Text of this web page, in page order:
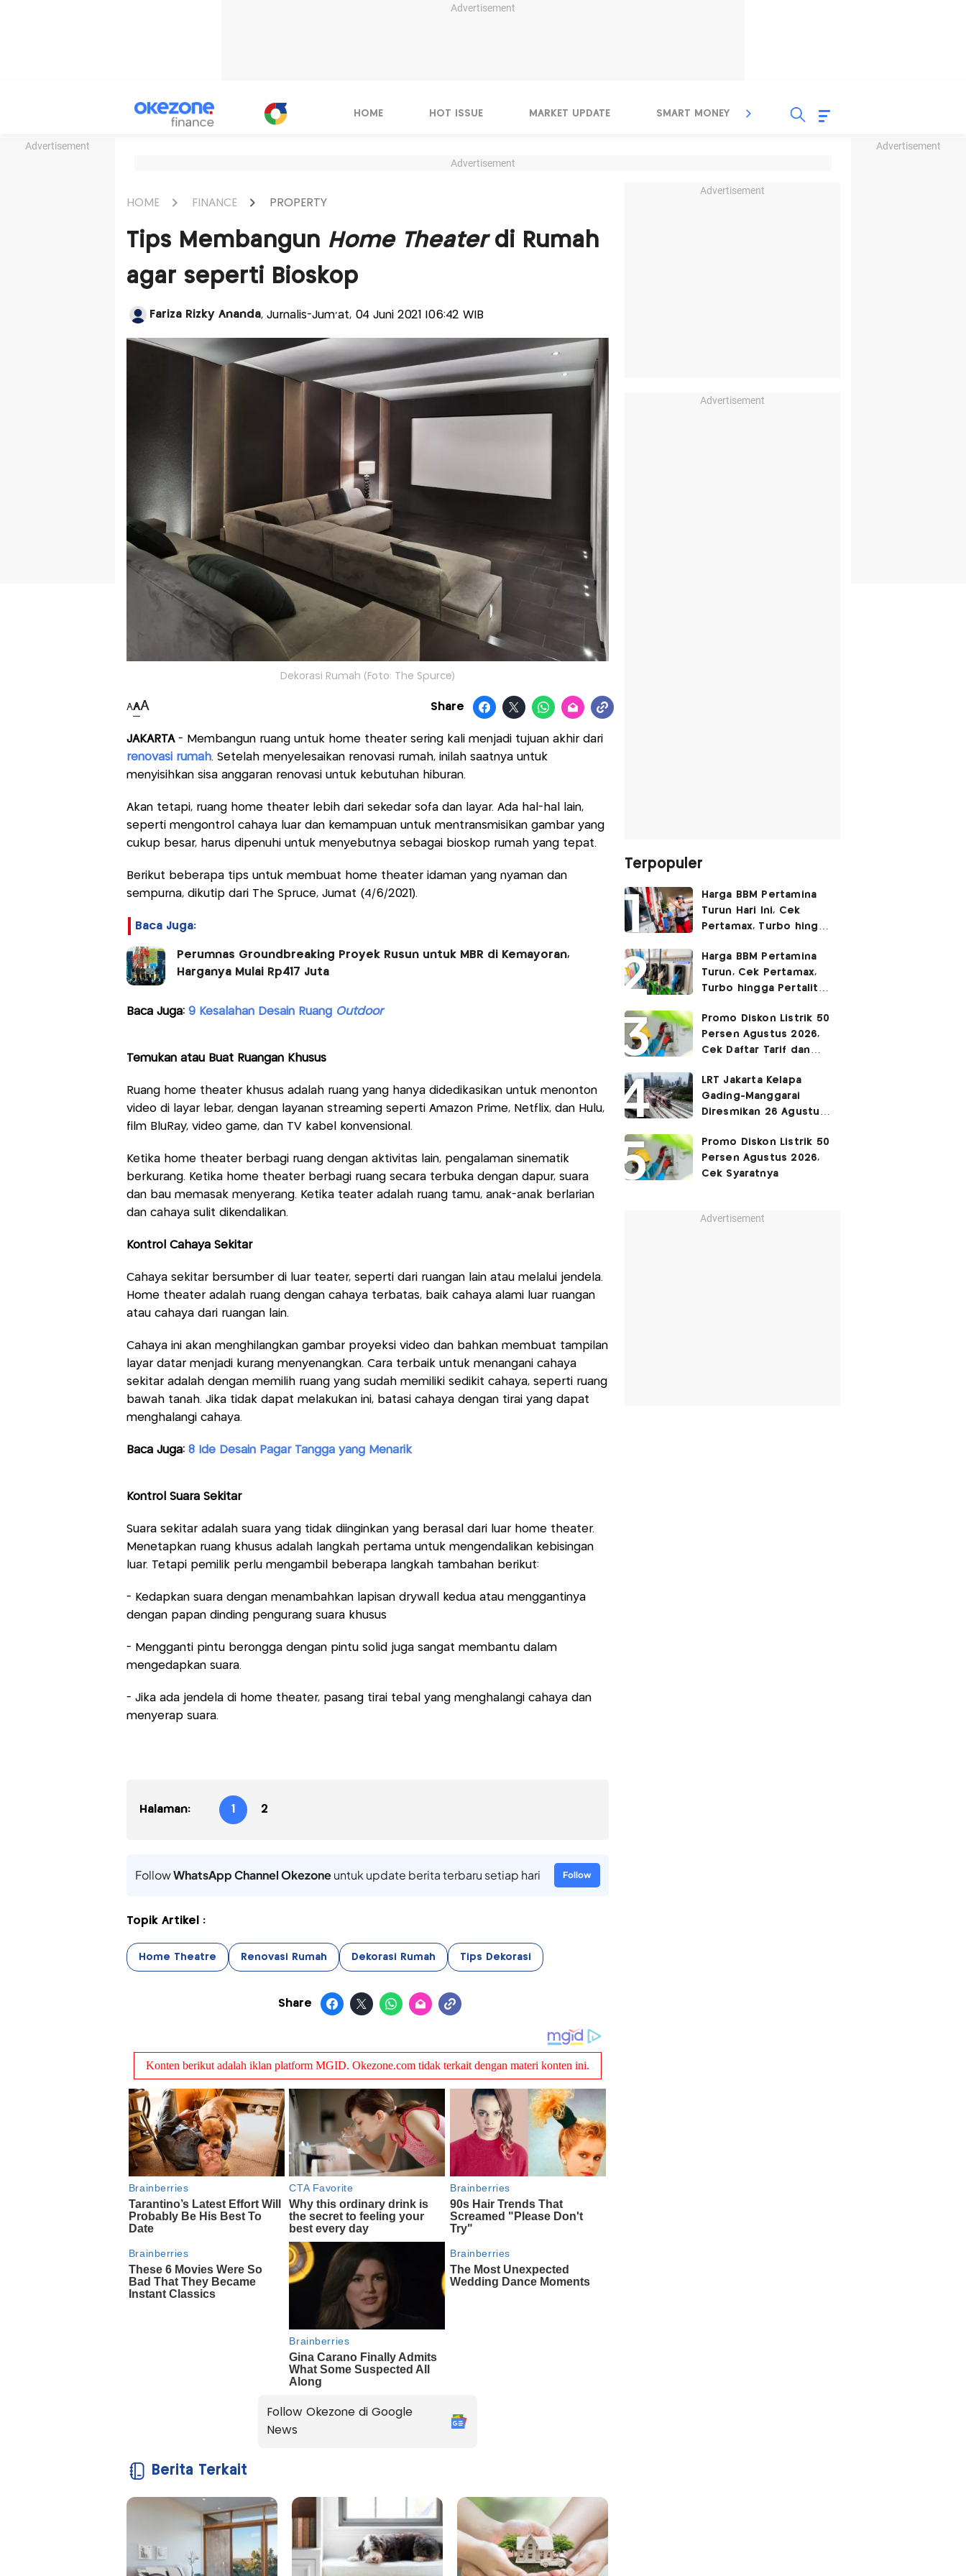
Advertisement
Advertisement Advertisement
HOME HOT ISSUE MARKET UPDATE SMART MONEY INSPIRASI BISNIS
Advertisement
HOME FINANCE PROPERTY
Tips Membangun Home Theaterdi Rumah
agar seperti Bioskop
Fariza Rizky Ananda, Jurnalis-Jum'at, 04 Juni 2021 |06:42 WIB
Dekorasi Rumah (Foto: The Spurce)
AAA Share
JAKARTA- Membangun ruang untuk home theater sering kali menjadi tujuan akhir dari
renovasi rumah. Setelah menyelesaikan renovasi rumah, inilah saatnya untuk
menyisihkan sisa anggaran renovasi untuk kebutuhan hiburan.
Akan tetapi, ruang home theater lebih dari sekedar sofa dan layar. Ada hal-hal lain,
seperti mengontrol cahaya luar dan kemampuan untuk mentransmisikan gambar yang
cukup besar, harus dipenuhi untuk menyebutnya sebagai bioskop rumah yang tepat.
Berikut beberapa tips untuk membuat home theater idaman yang nyaman dan
sempurna, dikutip dari The Spruce, Jumat (4/6/2021).
Baca Juga:
Perumnas Groundbreaking Proyek Rusun untuk MBR di Kemayoran,
Harganya Mulai Rp417 Juta
Baca Juga: 9 Kesalahan Desain Ruang Outdoor
Temukan atau Buat Ruangan Khusus
Ruang home theater khusus adalah ruang yang hanya didedikasikan untuk menonton
video di layar lebar, dengan layanan streaming seperti Amazon Prime, Netflix, dan Hulu,
film BluRay, video game, dan TV kabel konvensional.
Ketika home theater berbagi ruang dengan aktivitas lain, pengalaman sinematik
berkurang. Ketika home theater berbagi ruang secara terbuka dengan dapur, suara
dan bau memasak menyerang. Ketika teater adalah ruang tamu, anak-anak berlarian
dan cahaya sulit dikendalikan.
Kontrol Cahaya Sekitar
Cahaya sekitar bersumber di luar teater, seperti dari ruangan lain atau melalui jendela.
Home theater adalah ruang dengan cahaya terbatas, baik cahaya alami luar ruangan
atau cahaya dari ruangan lain.
Cahaya ini akan menghilangkan gambar proyeksi video dan bahkan membuat tampilan
layar datar menjadi kurang menyenangkan. Cara terbaik untuk menangani cahaya
sekitar adalah dengan memilih ruang yang sudah memiliki sedikit cahaya, seperti ruang
bawah tanah. Jika tidak dapat melakukan ini, batasi cahaya dengan tirai yang dapat
menghalangi cahaya.
Baca Juga: 8 Ide Desain Pagar Tangga yang Menarik
Kontrol Suara Sekitar
Suara sekitar adalah suara yang tidak diinginkan yang berasal dari luar home theater.
Menetapkan ruang khusus adalah langkah pertama untuk mengendalikan kebisingan
luar. Tetapi pemilik perlu mengambil beberapa langkah tambahan berikut:
- Kedapkan suara dengan menambahkan lapisan drywall kedua atau menggantinya
dengan papan dinding pengurang suara khusus
- Mengganti pintu berongga dengan pintu solid juga sangat membantu dalam
mengedapkan suara.
- Jika ada jendela di home theater, pasang tirai tebal yang menghalangi cahaya dan
menyerap suara.
Halaman: 1 2
FollowWhatsApp Channel Okezoneuntuk update berita terbaru setiap hari Follow
Topik Artikel :
Home Theatre Renovasi Rumah Dekorasi Rumah Tips Dekorasi
Share
Follow Okezone di Google
News
Berita Terkait
Advertisement
Advertisement
Terpopuler
Harga BBM Pertamina
Turun Hari Ini, Cek
Pertamax, Turbo hingga
2026
Harga BBM Pertamina
Turun, Cek Pertamax,
Turbo hingga Pertalite
Promo Diskon Listrik 50
Persen Agustus 2026,
Cek Daftar Tarif dan
LRT Jakarta Kelapa
Gading-Manggarai
Diresmikan 26 Agustus
Promo Diskon Listrik 50
Persen Agustus 2026,
Cek Syaratnya
Advertisement